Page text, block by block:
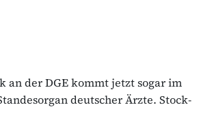
an der DGE kommt jetzt sogar im
deutscher Ärzte. Stock-